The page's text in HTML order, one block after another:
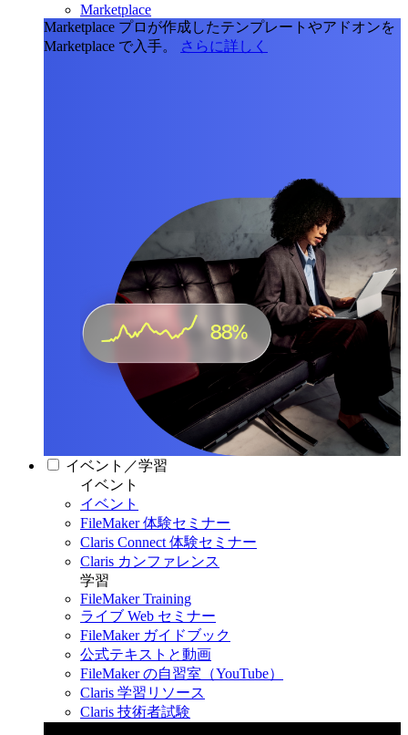
Marketplace
Marketplace プロが作成したテンプレートやアドオンを
Marketplace で入手。
さらに詳しく
イベント／学習
イベント
イベント
FileMaker 体験セミナー
Claris Connect 体験セミナー
Claris カンファレンス
学習
FileMaker Training
ライブ Web セミナー
FileMaker ガイドブック
公式テキストと動画
FileMaker の自習室（YouTube）
Claris 学習リソース
Claris 技術者試験